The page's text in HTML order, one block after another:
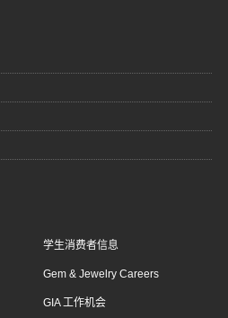
学生消费者信息
Gem & Jewelry Careers
GIA 工作机会